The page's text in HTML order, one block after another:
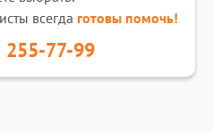
всегда готовы помочь!
255-77-99